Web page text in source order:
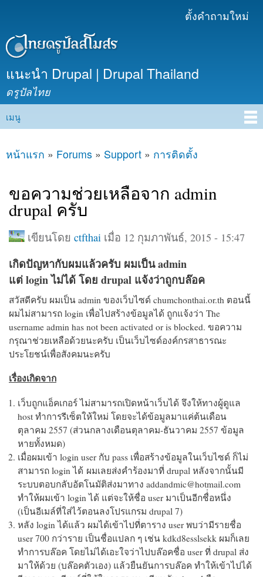
เนื้อหา
ตั้งคำถามใหม่
แนะนำ Drupal | Drupal Thailand
ดรูปัลไทย
Main menu
เมนู
คุณอยู่ที่นี่
หน้าแรก » Forums » Support » การติดตั้ง
ขอความช่วยเหลือจาก admin
drupal ครับ
เขียนโดย ctfthai เมื่อ 12 กุมภาพันธ์, 2015 - 15:47
เกิดปัญหากับผมแล้วครับ ผมเป็น admin
แต่ login ไม่ได้ โดย drupal แจ้งว่าถูกบล๊อค
สวัสดีครับ ผมเป็น admin ของเว็บไซด์ chumchonthai.or.th ตอนนี้
ผมไม่สามารถ login เพื่อไปสร้างข้อมูลได้ ถูกแจ้งว่า The
username admin has not been activated or is blocked. ขอความ
กรุณาช่วยเหลือด้วยนะครับ เป็นเว็บไซด์องค์กรสาธารณะ
ประโยชน์เพื่อสังคมนะครับ
เรื่องเกิดจาก
เว็บถูกแอ็คเกอร์ ไม่สามารถเปิดหน้าเว็บได้ จึงให้ทางผู้ดูแล
host ทำการรีเซ็ตให้ใหม่ โดยจะได้ข้อมูลมาแค่ต้นเดือน
ตุลาคม 2557 (ส่วนกลางเดือนตุลาคม-ธันวาคม 2557 ข้อมูล
หายทั้งหมด)
เมื่อผมเข้า login user กับ pass เพื่อสร้างข้อมูลในเว็บไซด์ ก็ไม่
สามารถ login ได้ ผมเลยส่งคำร้องมาที่ drupal หลังจากนั้นมี
ระบบตอบกลับอัตโนมัติส่งมาทาง addandmic@hotmail.com
ทำให้ผมเข้า login ได้ แต่จะให้ชื่อ user มาเป็นอีกชื่่อหนึ่ง
(เป็นอีเมล์ที่ใส่ไว้ตอนลงโปรแกรม drupal 7)
หลัง login ได้แล้ว ผมได้เข้าไปที่ตาราง user พบว่ามีรายชื่อ
user 700 กว่าราย เป็นชื่อแปลก ๆ เช่น kdkd8esslsekk ผมก็เลย
ทำการบล๊อค โดยไม่ได้เอะใจว่าไปบล๊อคชื่อ user ที่ drupal ส่ง
มาให้ด้วย (บล๊อคตัวเอง) แล้วยืนยันการบล๊อค ทำให้เข้าไปได้